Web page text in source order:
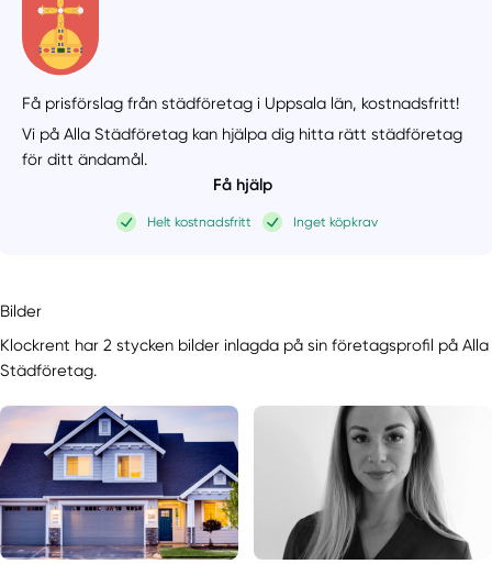
Få prisförslag från städföretag i Uppsala län, kostnadsfritt!
Vi på Alla Städföretag kan hjälpa dig hitta rätt städföretag
för ditt ändamål.
Få hjälp
Helt kostnadsfritt Inget köpkrav
Bilder
Klockrent har 2 stycken bilder inlagda på sin företagsprofil på Alla
Städföretag.